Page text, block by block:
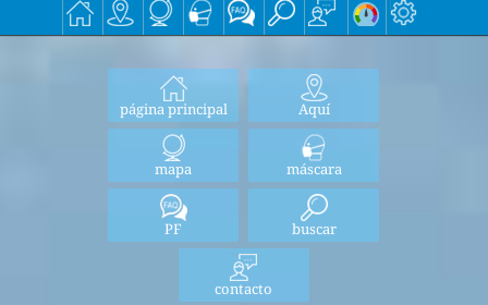
página principal Aquí
mapa máscara
PF buscar
contacto